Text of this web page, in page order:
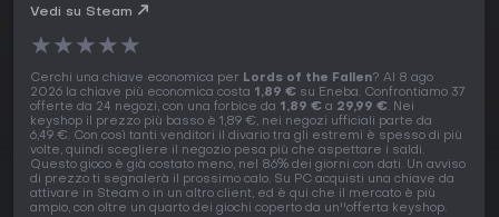
Vedi su Steam
★★★★★
Cerchi una chiave economica per Lords of the Fallen? Al 8 ago
2026 la chiave più economica costa 1,89 € su Eneba. Confrontiamo 37
offerte da 24 negozi, con una forbice da 1,89 € a 29,99 €. Nei
keyshop il prezzo più basso è 1,89 €, nei negozi ufficiali parte da
6,49 €. Con così tanti venditori il divario tra gli estremi è spesso di più
volte, quindi scegliere il negozio pesa più che aspettare i saldi.
Questo gioco è già costato meno, nel 86% dei giorni con dati. Un avviso
di prezzo ti segnalerà il prossimo calo. Su PC acquisti una chiave da
attivare in Steam o in un altro client, ed è qui che il mercato è più
ampio, con oltre un quarto dei giochi coperto da un''offerta keyshop.